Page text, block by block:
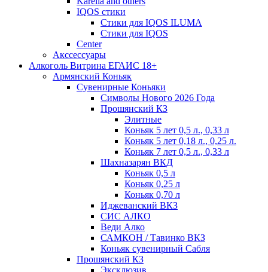
IQOS стики
Стики для IQOS ILUMA
Стики для IQOS
Сenter
Акссессуары
Алкоголь Витрина ЕГАИС 18+
Армянский Коньяк
Сувенирные Коньяки
Символы Нового 2026 Года
Прошянский КЗ
Элитные
Коньяк 5 лет 0,5 л., 0,33 л
Коньяк 5 лет 0,18 л., 0,25 л.
Коньяк 7 лет 0,5 л., 0,33 л
Шахназарян ВКД
Коньяк 0,5 л
Коньяк 0,25 л
Коньяк 0,70 л
Иджеванский ВКЗ
СИС АЛКО
Веди Алко
САМКОН / Тавинко ВКЗ
Коньяк сувенирный Сабля
Прошянский КЗ
Эксклюзив